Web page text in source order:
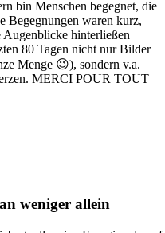
bin Menschen begegnet, die
Begegnungen waren kurz,
Augenblicke hinterließen
80 Tagen nicht nur Bilder
Menge 😉), sondern v.a.
MERCI POUR TOUT
weniger allein